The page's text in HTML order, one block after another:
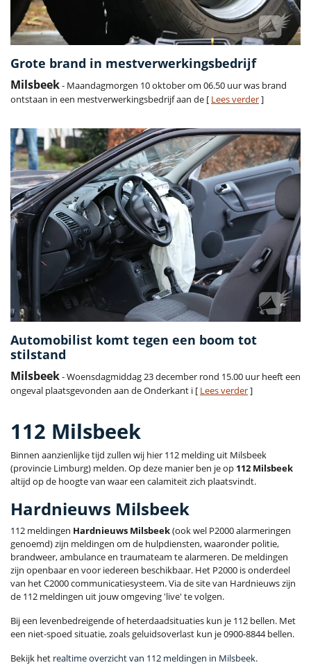
Grote brand in mestverwerkingsbedrijf
Milsbeek- Maandagmorgen 10 oktober om 06.50 uur was brand
ontstaan in een mestverwerkingsbedrijf aan de [ Lees verder]
Automobilist komt tegen een boom tot
stilstand
Milsbeek- Woensdagmiddag 23 december rond 15.00 uur heeft een
ongeval plaatsgevonden aan de Onderkant i [ Lees verder]
112 Milsbeek
Binnen aanzienlijke tijd zullen wij hier 112 melding uit Milsbeek
(provincie Limburg) melden. Op deze manier ben je op 112 Milsbeek
altijd op de hoogte van waar een calamiteit zich plaatsvindt.
Hardnieuws Milsbeek
112 meldingen Hardnieuws Milsbeek(ook wel P2000 alarmeringen
genoemd) zijn meldingen om de hulpdiensten, waaronder politie,
brandweer, ambulance en traumateam te alarmeren. De meldingen
zijn openbaar en voor iedereen beschikbaar. Het P2000 is onderdeel
van het C2000 communicatiesysteem. Via de site van Hardnieuws zijn
de 112 meldingen uit jouw omgeving 'live' te volgen.
Bij een levenbedreigende of heterdaadsituaties kun je 112 bellen. Met
een niet-spoed situatie, zoals geluidsoverlast kun je 0900-8844 bellen.
Bekijk het realtime overzicht van 112 meldingen in Milsbeek.